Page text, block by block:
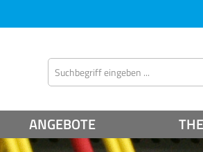
ANGEBOTE